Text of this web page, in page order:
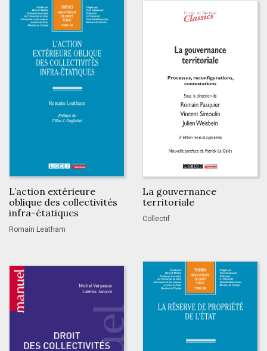
L’action extérieure
oblique des collectivités
infra-étatiques
Romain Leatham
La gouvernance
territoriale
Collectif